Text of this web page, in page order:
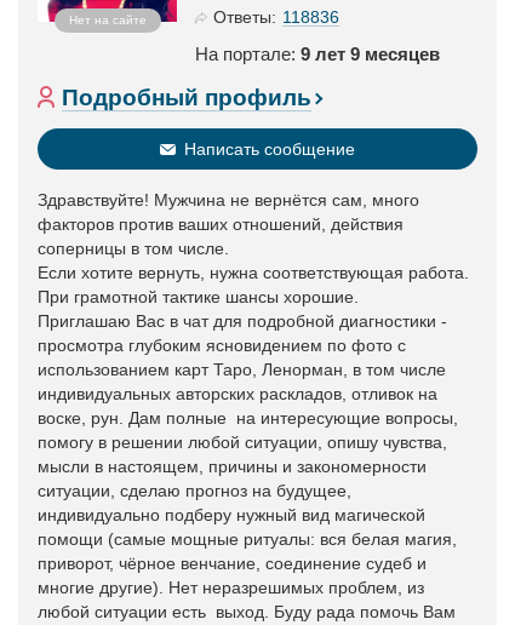
Нет на сайте
Ответы: 118836
На портале: 9 лет 9 месяцев
Подробный профиль
Написать сообщение
Здравствуйте! Мужчина не вернётся сам, много
факторов против ваших отношений, действия
соперницы в том числе.
Если хотите вернуть, нужна соответствующая работа.
При грамотной тактике шансы хорошие.
Приглашаю Вас в чат для подробной диагностики -
просмотра глубоким ясновидением по фото с
использованием карт Таро, Ленорман, в том числе
индивидуальных авторских раскладов, отливок на
воске, рун. Дам полные на интересующие вопросы,
помогу в решении любой ситуации, опишу чувства,
мысли в настоящем, причины и закономерности
ситуации, сделаю прогноз на будущее,
индивидуально подберу нужный вид магической
помощи (самые мощные ритуалы: вся белая магия,
приворот, чёрное венчание, соединение судеб и
многие другие). Нет неразрешимых проблем, из
любой ситуации есть выход. Буду рада помочь Вам